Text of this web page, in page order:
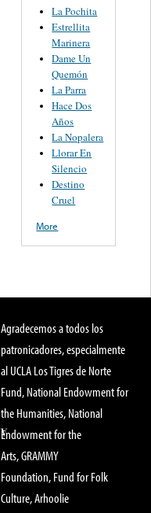
La Pochita
Estrellita
Marinera
Dame Un
Quemón
La Parra
Hace Dos
Años
La Nopalera
Llorar En
Silencio
Destino
Cruel
More
Agradecemos a todos los
patronicadores, especialmente
al UCLA Los Tigres de Norte
Fund, National Endowment for
the Humanities, National
Endowment for the
Arts, GRAMMY
Foundation, Fund for Folk
Culture, Arhoolie